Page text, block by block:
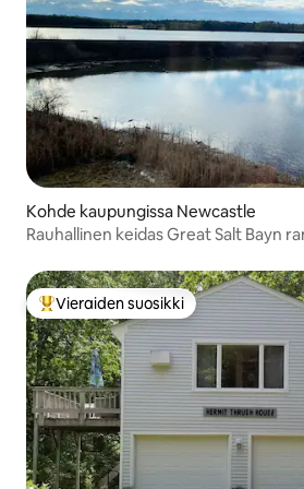
Kohde kaupungissa Newcastle
Rauhallinen keidas Great Salt Bayn
Vieraiden suosikkien parhaimmistoa
Vieraiden suosikki